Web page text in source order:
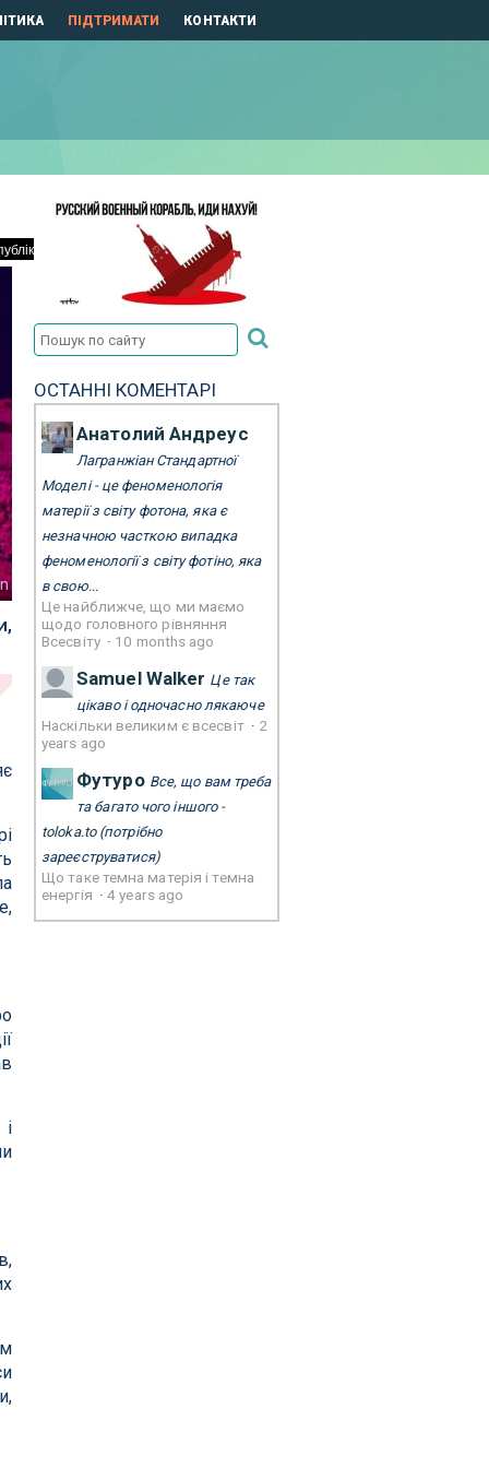
ПІДТРИМАТИ КОНТАКТИ
ОСТАННІ КОМЕНТАРІ
Анатолий Андреус
Лагранжіан Стандартної
Моделі - це феноменологія
матерії з світу фотона, яка є
незначною часткою випадка
феноменології з світу фотіно, яка
в свою...
Це найближче, що ми маємо
щодо головного рівняння
Всесвіту · 10 months ago
Samuel Walker Це так
цікаво і одночасно лякаюче
Наскільки великим є всесвіт · 2
years ago
Футуро Все, що вам треба
та багато чого іншого -
toloka.to(потрібно
зареєструватися)
Що таке темна матерія і темна
енергія ·4 years ago